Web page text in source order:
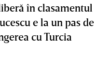
în clasamentul
e la un pas de
cu Turcia